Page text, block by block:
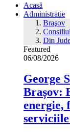
Acasă
Administratie
Braşov
Din
Featured
06/08/2026
George
Brașov:
energie,